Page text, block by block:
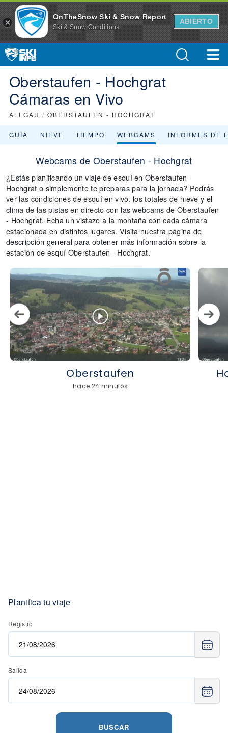
OnTheSnow Ski & Snow Report
Ski & Snow Conditions
ABIERTO
Oberstaufen - Hochgrat
Cámaras en Vivo
ALLGAU / OBERSTAUFEN - HOCHGRAT
GUÍA NIEVE TIEMPO WEBCAMS INFORMES DE
Webcams de Oberstaufen - Hochgrat
¿Estás planificando un viaje de esquí en Oberstaufen -
Hochgrat o simplemente te preparas para la jornada? Podrás
ver las condiciones de esquí en vivo, los totales de nieve y el
clima de las pistas en directo con las webcams de Oberstaufen
- Hochgrat. Echa un vistazo a la montaña con cada cámara
estacionada en distintos lugares. Visita nuestra página de
descripción general para obtener más información sobre la
estación de esquí Oberstaufen - Hochgrat.
Oberstaufen
hace 24 minutos
Planifica tu viaje
Registro
Salida
BUSCAR